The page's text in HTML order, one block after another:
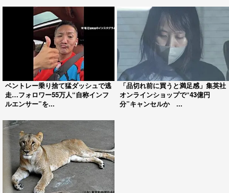
ベントレー乗り捨て猛ダッシュで逃
走…フォロワー55万人“自称インフ
ルエンサー”を...
「品切れ前に買うと満足感」集英社
オンラインショップで“43億円
分”キャンセルか ...